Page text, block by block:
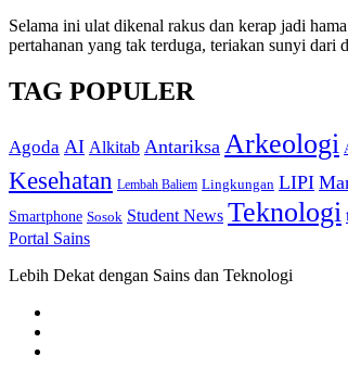
Selama ini ulat dikenal rakus dan kerap jadi
pertahanan yang tak terduga, teriakan sunyi dari
TAG POPULER
Agoda AI Alkitab Antariksa Arkeologi
Kesehatan Lembah Baliem Lingkungan LIPI
Smartphone Sosok Student News Teknologi
Portal Sains
Lebih Dekat dengan Sains dan Teknologi